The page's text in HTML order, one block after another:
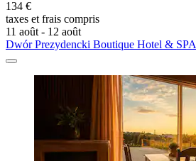
134 €
taxes et frais compris
11 août - 12 août
Dwór Prezydencki Boutique Hotel & SPA